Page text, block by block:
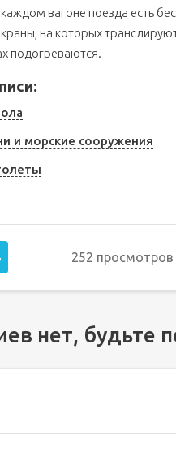
вагоне поезда есть
на которых
подогреваются.
и морские сооружения
252 просмотров
нет, будьте